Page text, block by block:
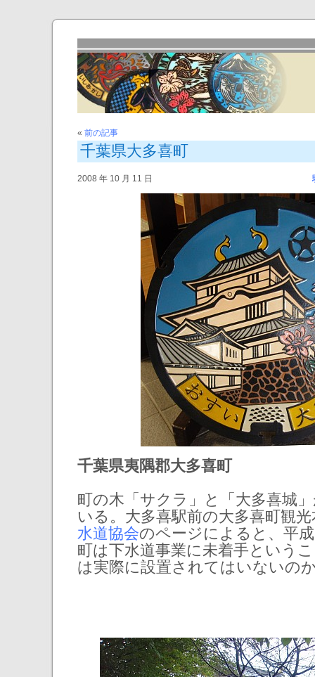
« 前の記事
千葉県大多喜町
2008 年 10 月 11 日
千葉県夷隅郡大多喜町
町の木「サクラ」と「大多喜城
いる。大多喜駅前の大多喜町観
水道協会のページによると、平
町は下水道事業に未着手という
は実際に設置されてはいないの